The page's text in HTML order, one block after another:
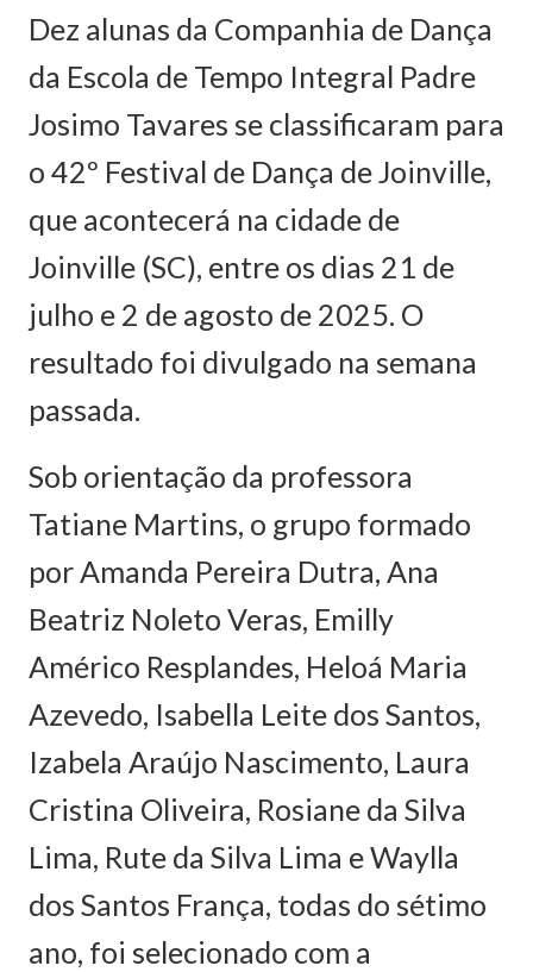
Dez alunas da Companhia de Dança
da Escola de Tempo Integral Padre
Josimo Tavares se classificaram para
o 42º Festival de Dança de Joinville,
que acontecerá na cidade de
Joinville (SC), entre os dias 21 de
julho e 2 de agosto de 2025. O
resultado foi divulgado na semana
passada.
Sob orientação da professora
Tatiane Martins, o grupo formado
por Amanda Pereira Dutra, Ana
Beatriz Noleto Veras, Emilly
Américo Resplandes, Heloá Maria
Azevedo, Isabella Leite dos Santos,
Izabela Araújo Nascimento, Laura
Cristina Oliveira, Rosiane da Silva
Lima, Rute da Silva Lima e Waylla
dos Santos França, todas do sétimo
ano, foi selecionado com a